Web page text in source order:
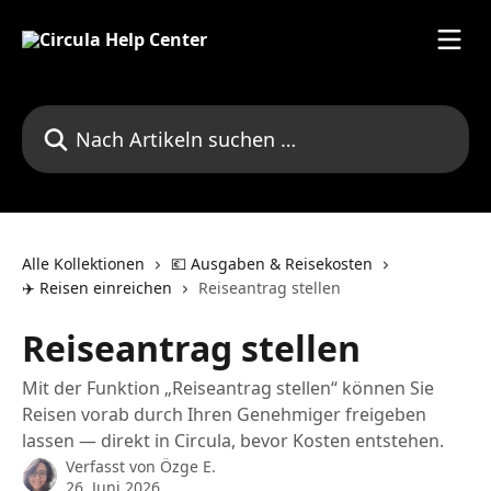
Nach Artikeln suchen …
Alle Kollektionen
💶 Ausgaben & Reisekosten
✈️ Reisen einreichen
Reiseantrag stellen
Reiseantrag stellen
Mit der Funktion „Reiseantrag stellen“ können Sie
Reisen vorab durch Ihren Genehmiger freigeben
lassen — direkt in Circula, bevor Kosten entstehen.
Verfasst von Özge E.